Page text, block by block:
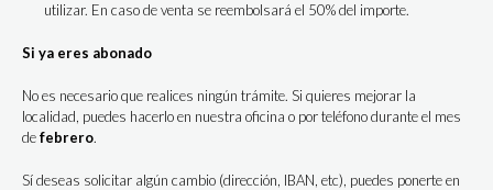
utilizar. En caso de venta se reembolsará el 50% del importe.
Si ya eres abonado
No es necesario que realices ningún trámite. Si quieres mejorar la
localidad, puedes hacerlo en nuestra oficina o por teléfono durante el mes
defebrero.
Sí deseas solicitar algún cambio (dirección, IBAN, etc), puedes ponerte en